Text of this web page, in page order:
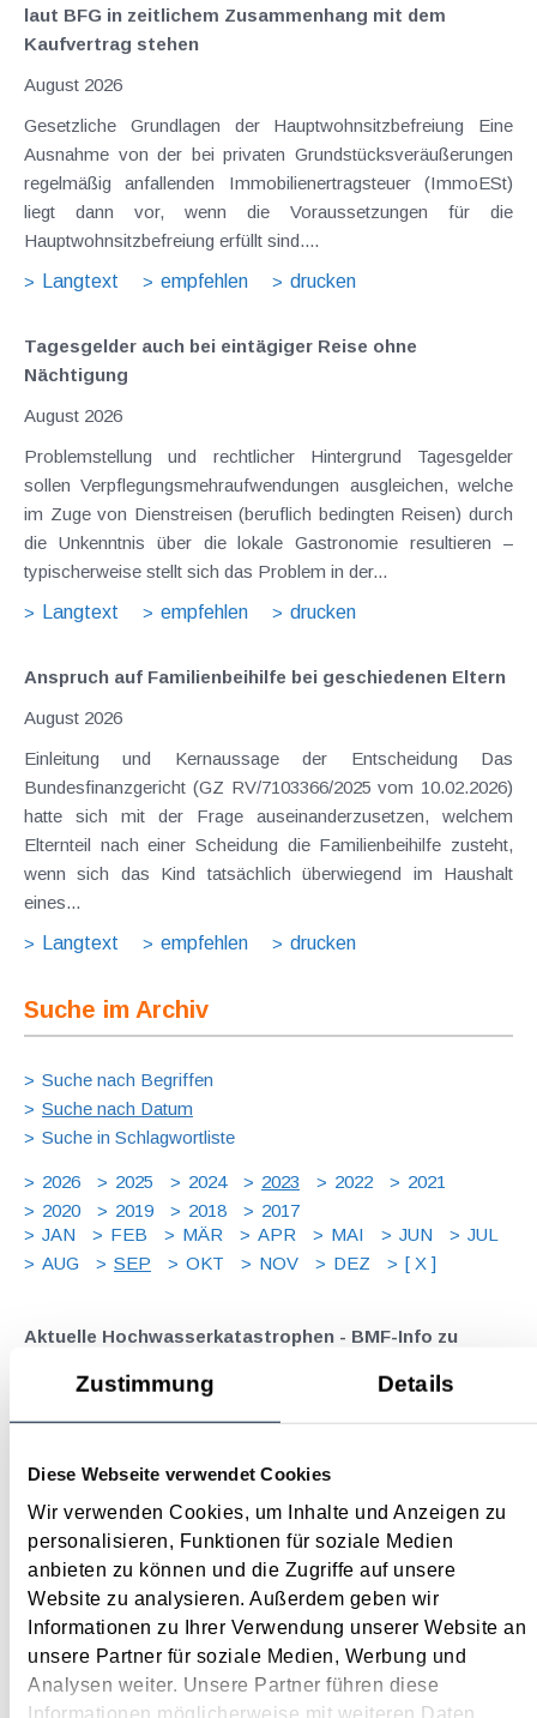
Zustimmung Details
Diese Webseite verwendet Cookies
Wir verwenden Cookies, um Inhalte und Anzeigen zu
personalisieren, Funktionen für soziale Medien
anbieten zu können und die Zugriffe auf unsere
Website zu analysieren. Außerdem geben wir
Informationen zu Ihrer Verwendung unserer Website an
unsere Partner für soziale Medien, Werbung und
Analysen weiter. Unsere Partner führen diese
Informationen möglicherweise mit weiteren Daten
laut BFG in zeitlichem Zusammenhang mit dem
Kaufvertrag stehen
August 2026
Gesetzliche Grundlagen der Hauptwohnsitzbefreiung Eine
Ausnahme von der bei privaten Grundstücksveräußerungen
regelmäßig anfallenden Immobilienertragsteuer (ImmoESt)
liegt dann vor, wenn die Voraussetzungen für die
Hauptwohnsitzbefreiung erfüllt sind....
Langtext
empfehlen drucken
Tagesgelder auch bei eintägiger Reise ohne
Nächtigung
August 2026
Problemstellung und rechtlicher Hintergrund Tagesgelder
sollen Verpflegungsmehraufwendungen ausgleichen, welche
im Zuge von Dienstreisen (beruflich bedingten Reisen) durch
die Unkenntnis über die lokale Gastronomie resultieren –
typischerweise stellt sich das Problem in der...
Langtext
empfehlen drucken
Anspruch auf Familienbeihilfe bei geschiedenen Eltern
August 2026
Einleitung und Kernaussage der Entscheidung Das
Bundesfinanzgericht (GZ RV/7103366/2025 vom 10.02.2026)
hatte sich mit der Frage auseinanderzusetzen, welchem
Elternteil nach einer Scheidung die Familienbeihilfe zusteht,
wenn sich das Kind tatsächlich überwiegend im Haushalt
eines...
Langtext
empfehlen drucken
Suche im Archiv
Suche nach Begriffen
Suche nach Datum
Suche in Schlagwortliste
2026 2025 2024 2023 2022
2021
2020
2019 2018
2017
JAN
FEB MÄR APR MAI JUN
JUL
AUG
SEP OKT NOV DEZ [ X ]
Aktuelle Hochwasserkatastrophen - BMF-Info zu
Hochwasser und Erdrutsche hat das BMF in einer
Information (GZ 2023-0.599.910 vom 21. August 2023)
steuerliche Maßnahmen aufgelistet, die Betroffenen und
Helfenden (steuerliche) Erleichterungen verschaffen sollen.
Sie werden...
Langtext
empfehlen drucken
Elektronische Offenlegung des Jahresabschlusses per